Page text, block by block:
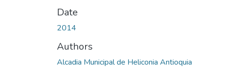
Date
2014
Authors
Alcadia Municipal de Heliconia Antioquia